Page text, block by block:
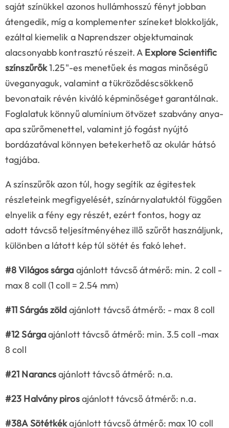
saját színükkel azonos hullámhosszú fényt jobban
átengedik, míg a komplementer színeket blokkolják,
ezáltal kiemelik a Naprendszer objektumainak
alacsonyabb kontrasztú részeit. A Explore Scientific
színszűrők1.25"-es menetűek és magas minőségű
üveganyaguk, valamint a tükröződéscsökkenő
bevonataik révén kiváló képminőséget garantálnak.
Foglalatuk könnyű alumínium ötvözet szabvány anya-
apa szűrőmenettel, valamint jó fogást nyújtó
bordázatával könnyen betekerhető az okulár hátsó
tagjába.
A színszűrők azon túl, hogy segítik az égitestek
részleteink megfigyelését, színárnyalatuktól függően
elnyelik a fény egy részét, ezért fontos, hogy az
adott távcső teljesítményéhez illő szűrőt használjunk,
különben a látott kép túl sötét és fakó lehet.
#8 Világos sárga ajánlott távcső átmérő: min. 2 coll -
max 8 coll (1 coll = 2.54 mm)
#11 Sárgás zöld ajánlott távcső átmérő: - max 8 coll
#12 Sárgaajánlott távcső átmérő: min. 3.5 coll -max
8 coll
#21 Narancsajánlott távcső átmérő: n.a.
#23 Halvány pirosajánlott távcső átmérő: n.a.
#38A Sötétkékajánlott távcső átmérő: max 10 coll